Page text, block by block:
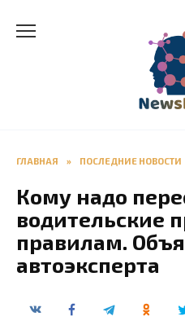
ГЛАВНАЯ » ПОСЛЕДНИЕ НОВОСТИ
Кому надо
водительские
правилам.
автоэксперта